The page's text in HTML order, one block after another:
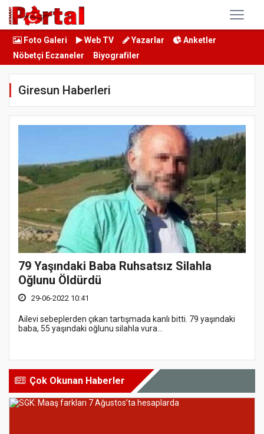
Foto Galeri Web TV Yazarlar
Anketler
Nöbetçi Eczaneler
Biyografiler
Giresun Haberleri
79 Yaşındaki Baba Ruhsatsız Silahla
Oğlunu Öldürdü
29-06-2022 10:41
Ailevi sebeplerden çıkan tartışmada kanlı bitti. 79 yaşındaki
baba, 55 yaşındaki oğlunu silahla vura...
Çok Okunan Haberler